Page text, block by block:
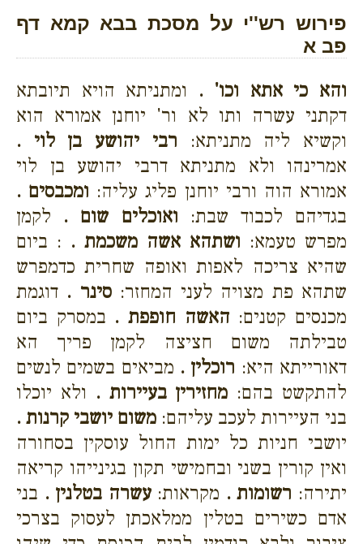
פירוש רש''י על מסכת בבא קמא דף
פב א
והא כי אתא וכו' . ומתניתא הויא תיובתא
דקתני עשרה ותו לא ור' יוחנן אמורא הוא
וקשיא ליה מתניתא: רבי יהושע בן לוי .
אמרינהו ולא מתניתא דרבי יהושע בן לוי
אמורא הוה ורבי יוחנן פליג עליה: ומכבסים .
בגדיהם לכבוד שבת: ואוכלים שום . לקמן
מפרש טעמא: ושתהא אשה משכמת . : ביום
שהיא צריכה לאפות ואופה שחרית כדמפרש
שתהא פת מצויה לעני המחזר:סינר . דוגמת
מכנסים קטנים: האשה חופפת . במסרק ביום
טבילתה משום חציצה לקמן פריך הא
דאורייתא היא: רוכלין . מביאים בשמים לנשים
להתקשט בהם: מחזירין בעיירות . ולא יוכלו
בני העיירות לעכב עליהם: משום יושבי קרנות .
יושבי חניות כל ימות החול עוסקין בסחורה
ואין קורין בשני ובחמישי תקון בגינייהו קריאה
יתירה: רשומות . מקראות:עשרה בטלנין . בני
אדם כשירים בטלין ממלאכתן לעסוק בצרכי